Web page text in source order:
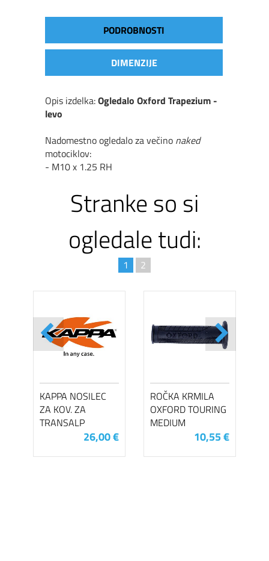
PODROBNOSTI
DIMENZIJE
Opis izdelka:Ogledalo Oxford Trapezium -
levo
Nadomestno ogledalo za večino naked
motociklov:
- M10 x 1.25 RH
Stranke so si
ogledale tudi:
1 2
KAPPA NOSILEC
ZA KOV. ZA
TRANSALP
26,00 €
ROČKA KRMILA
OXFORD TOURING
MEDIUM
10,55 €